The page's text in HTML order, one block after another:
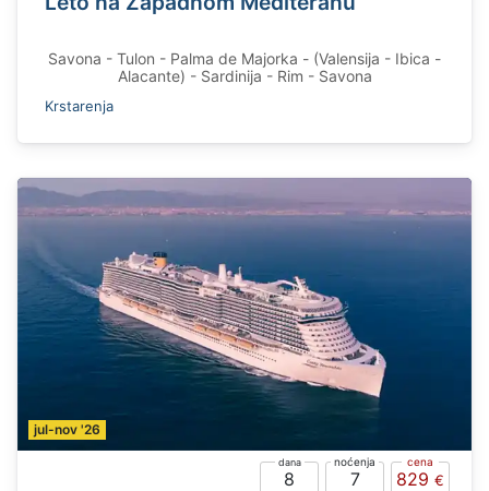
Savona - Tulon - Palma de Majorka - (Valensija - Ibica -
Alacante) - Sardinija - Rim - Savona
Krstarenja
jul-nov '26
8 7 829